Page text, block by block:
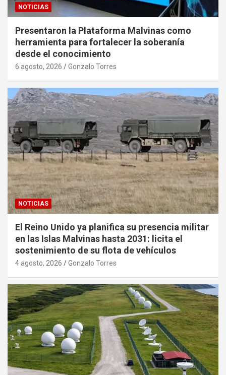
NOTICIAS
Presentaron la Plataforma Malvinas como
herramienta para fortalecer la soberanía
desde el conocimiento
6 agosto, 2026 Gonzalo Torres
NOTICIAS
El Reino Unido ya planifica su presencia militar
en las Islas Malvinas hasta 2031: licita el
sostenimiento de su flota de vehículos
4 agosto, 2026 Gonzalo Torres